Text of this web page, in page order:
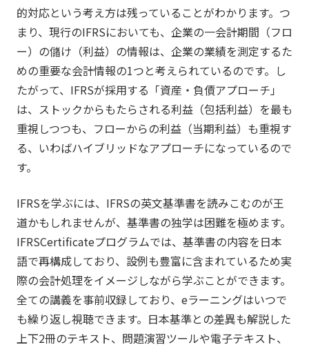
的対応という考え方は残っていることがわかります。つ
まり、現行のIFRSにおいても、企業の一会計期間（フロ
ー）の儲け（利益）の情報は、企業の業績を測定するた
めの重要な会計情報の1つと考えられているのです。し
たがって、IFRSが採用する「資産・負債アプローチ」
は、ストックからもたらされる利益（包括利益）を最も
重視しつつも、フローからの利益（当期利益）も重視す
る、いわばハイブリッドなアプローチになっているので
す。
IFRSを学ぶには、IFRSの英文基準書を読みこむのが王
道かもしれませんが、基準書の独学は困難を極めます。
IFRSCertificateプログラムでは、基準書の内容を日本
語で再構成しており、設例も豊富に含まれているため実
際の会計処理をイメージしながら学ぶことができます。
全ての講義を事前収録しており、eラーニングはいつで
も繰り返し視聴できます。日本基準との差異も解説した
上下2冊のテキスト、問題演習ツールや電子テキスト、